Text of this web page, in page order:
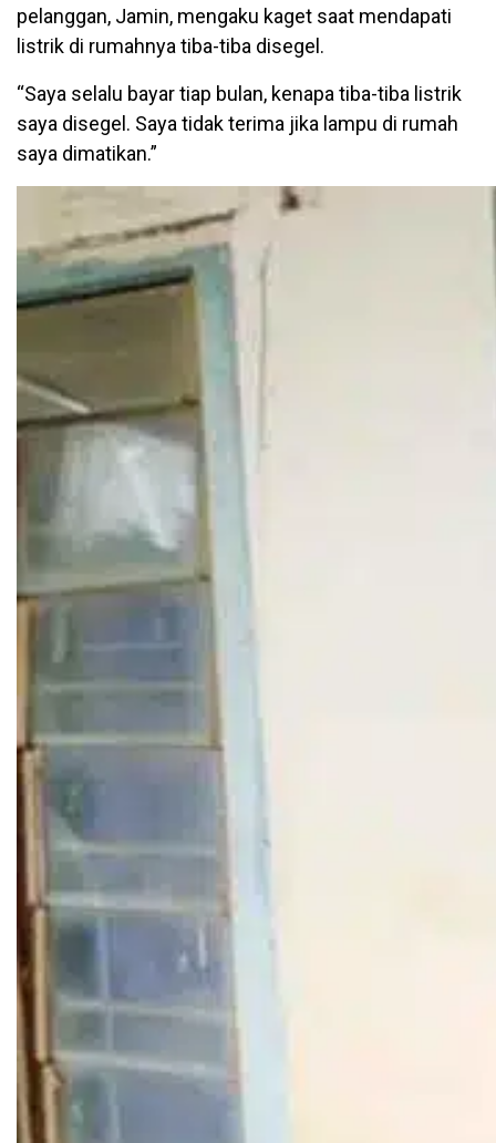
pelanggan, Jamin, mengaku kaget saat mendapati
listrik di rumahnya tiba-tiba disegel.
“Saya selalu bayar tiap bulan, kenapa tiba-tiba listrik
saya disegel. Saya tidak terima jika lampu di rumah
saya dimatikan.”